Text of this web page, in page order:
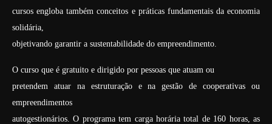
cursos engloba também conceitos e práticas fundamentais da economia
solidária,
objetivando garantir a sustentabilidade do empreendimento.
O curso que é gratuito e dirigido por pessoas que atuam ou
pretendem atuar na estruturação e na gestão de cooperativas ou
empreendimentos
autogestionários. O programa tem carga horária total de 160 horas, as